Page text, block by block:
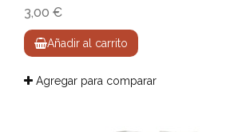
3,00 €
Añadir al carrito
Agregar para comparar